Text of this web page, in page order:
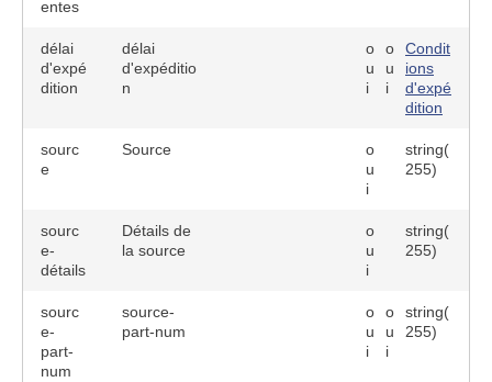
entes
délai
d'expé
dition
délai
d'expéditio
n
o
u
i
o
u
i
Condit
ions
d'expé
dition
sourc
e
Source
o
u
i
string(
255)
sourc
e-
détails
Détails de
la source
o
u
i
string(
255)
sourc
e-
part-
num
source-
part-num
o
u
i
o
u
i
string(
255)